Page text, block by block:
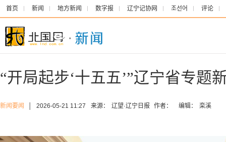
首页 新闻 地方新闻 数字报 辽宁记协网 조선어 评论
“开局起步‘十五五’”辽宁省专题
新闻要闻 2026-05-21 11:27 来源： 辽望·辽宁日报 作者： 编辑： 栾溪